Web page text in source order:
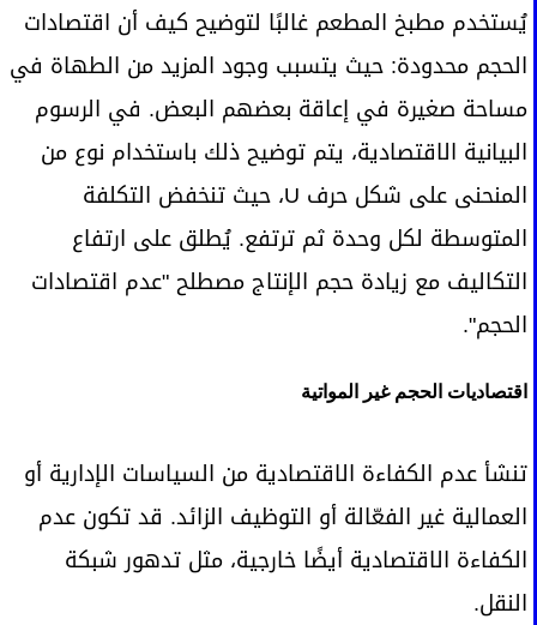
يُستخدم مطبخ المطعم غالبًا لتوضيح كيف أن اقتصادات
الحجم محدودة: حيث يتسبب وجود المزيد من الطهاة في
مساحة صغيرة في إعاقة بعضهم البعض. في الرسوم
البيانية الاقتصادية، يتم توضيح ذلك باستخدام نوع من
المنحنى على شكل حرف U، حيث تنخفض التكلفة
المتوسطة لكل وحدة ثم ترتفع. يُطلق على ارتفاع
التكاليف مع زيادة حجم الإنتاج مصطلح "عدم اقتصادات
الحجم".
اقتصاديات الحجم غير المواتية
تنشأ عدم الكفاءة الاقتصادية من السياسات الإدارية أو
العمالية غير الفعّالة أو التوظيف الزائد. قد تكون عدم
الكفاءة الاقتصادية أيضًا خارجية، مثل تدهور شبكة
النقل.